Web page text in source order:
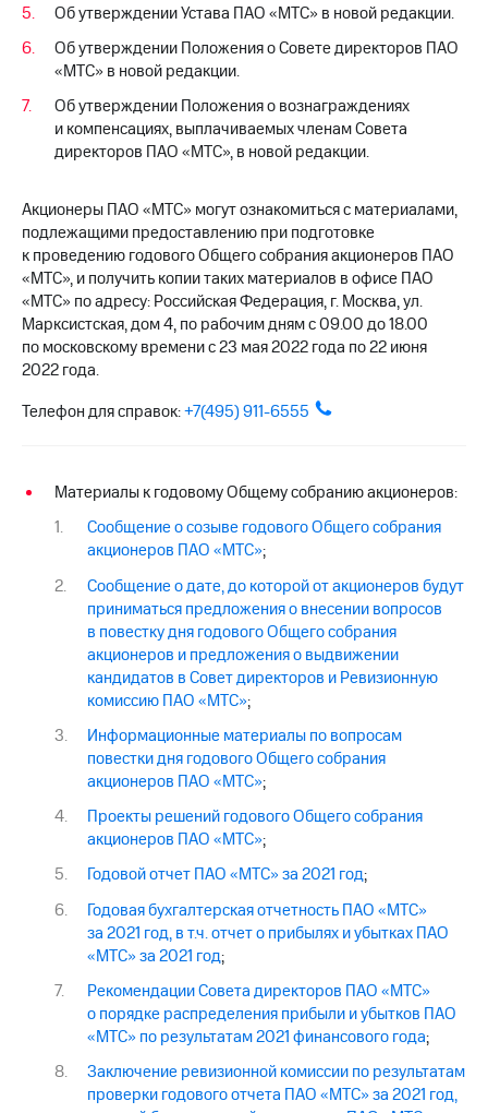
акций
Описание
Программа
приобретения
Порядок
выкупа
Рынок
облигаций
Описание
Еврооблигации-2023
Уведомление
о
погашении
именных
Другое
Контакты
развитие
деловая этика
Об утверждении Устава ПАО «МТС» в новой редакции.
Об утверждении Положения о Совете директоров ПАО
«МТС» в новой редакции.
Об утверждении Положения о вознаграждениях
и компенсациях, выплачиваемых членам Совета
директоров ПАО «МТС», в новой редакции.
Акционеры ПАО «МТС» могут ознакомиться с материалами,
подлежащими предоставлению при подготовке
к проведению годового Общего собрания акционеров ПАО
«МТС», и получить копии таких материалов в офисе ПАО
«МТС» по адресу: Российская Федерация, г. Москва, ул.
Марксистская, дом 4, по рабочим дням с 09.00 до 18.00
по московскому времени с 23 мая 2022 года по 22 июня
2022 года.
Телефон для справок:+7(495) 911-6555
Материалы к годовому Общему собранию акционеров:
Сообщение о созыве годового Общего собрания
акционеров ПАО «МТС»;
Сообщение о дате, до которой от акционеров будут
приниматься предложения о внесении вопросов
в повестку дня годового Общего собрания
акционеров и предложения о выдвижении
кандидатов в Совет директоров и Ревизионную
комиссию ПАО «МТС»;
Информационные материалы по вопросам
повестки дня годового Общего собрания
акционеров ПАО «МТС»;
Проекты решений годового Общего собрания
акционеров ПАО «МТС»;
Годовой отчет ПАО «МТС» за 2021 год;
Годовая бухгалтерская отчетность ПАО «МТС»
за 2021 год, в т.ч. отчет о прибылях и убытках ПАО
«МТС» за 2021 год;
Рекомендации Совета директоров ПАО «МТС»
о порядке распределения прибыли и убытков ПАО
«МТС» по результатам 2021 финансового года;
Заключение ревизионной комиссии по результатам
проверки годового отчета ПАО «МТС» за 2021 год,